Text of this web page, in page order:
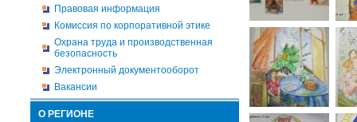
Правовая информация
Комиссия по корпоративной этике
Охрана труда и производственная
безопасность
Электронный документооборот
Вакансии
О РЕГИОНЕ